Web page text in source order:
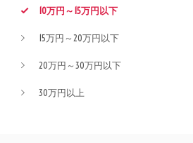
10万円～15万円以下
15万円～20万円以下
20万円～30万円以下
30万円以上